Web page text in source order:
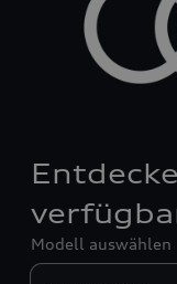
Modell auswählen